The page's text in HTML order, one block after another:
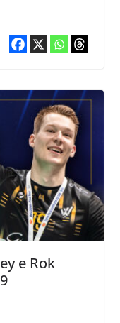
e Rok